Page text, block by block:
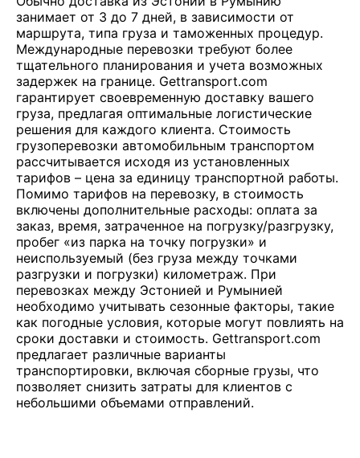
занимает от 3 до 7 дней, в зависимости от
маршрута, типа груза и таможенных процедур.
Международные перевозки требуют более
тщательного планирования и учета возможных
задержек на границе. Gettransport.com
гарантирует своевременную доставку вашего
груза, предлагая оптимальные логистические
решения для каждого клиента. Стоимость
грузоперевозки автомобильным транспортом
рассчитывается исходя из установленных
тарифов – цена за единицу транспортной работы.
Помимо тарифов на перевозку, в стоимость
включены дополнительные расходы: оплата за
заказ, время, затраченное на погрузку/разгрузку,
пробег «из парка на точку погрузки» и
неиспользуемый (без груза между точками
разгрузки и погрузки) километраж. При
перевозках между Эстонией и Румынией
необходимо учитывать сезонные факторы, такие
как погодные условия, которые могут повлиять на
сроки доставки и стоимость. Gettransport.com
предлагает различные варианты
транспортировки, включая сборные грузы, что
позволяет снизить затраты для клиентов с
небольшими объемами отправлений.